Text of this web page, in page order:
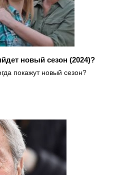
новый сезон (2024)?
покажут новый сезон?